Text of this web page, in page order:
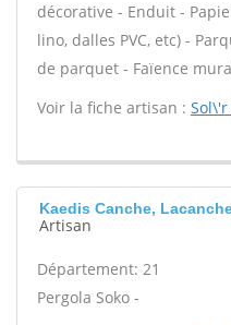
décorative - Enduit -
lino, dalles PVC, etc) -
de parquet - Faïence
Voir la fiche artisan : Sol\'r
Kaedis Canche,
Artisan
Département: 21
Pergola Soko -